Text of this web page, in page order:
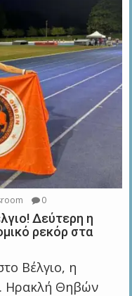
0
Δεύτερη η
ρεκόρ στα
Βέλγιο, η
Ηρακλή Θηβών